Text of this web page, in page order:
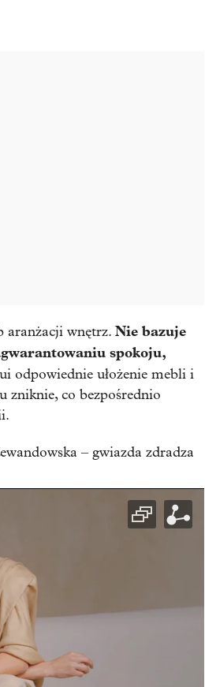
aranżacji wnętrz. Nie bazuje
spokoju,
odpowiednie ułożenie mebli i
zniknie, co bezpośrednio
– gwiazda zdradza